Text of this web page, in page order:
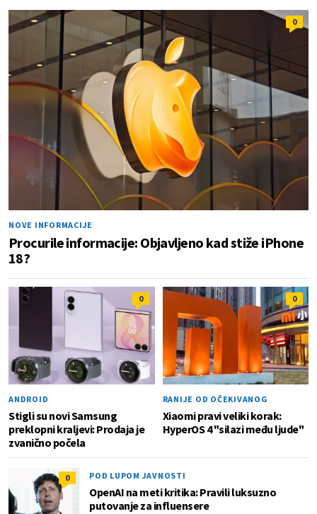
0
NOVE INFORMACIJE
Procurile informacije: Objavljeno kad stiže iPhone
18?
0
ANDROID
Stigli su novi Samsung
preklopni kraljevi: Prodaja je
zvanično počela
0
RANIJE OD OČEKIVANOG
Xiaomi pravi veliki korak:
HyperOS 4 "silazi među ljude"
0 POD LUPOM JAVNOSTI
OpenAI na meti kritika: Pravili luksuzno
putovanje za influensere